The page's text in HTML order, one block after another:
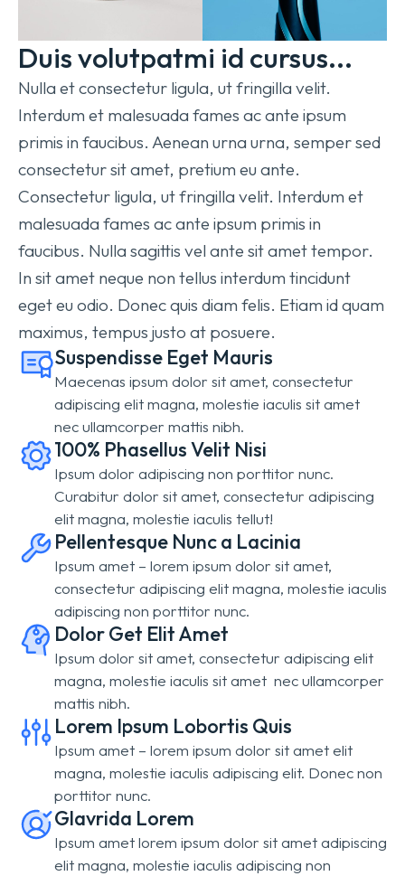
Duis volutpatmi id cursus...
Nulla et consectetur ligula, ut fringilla velit.
Interdum et malesuada fames ac ante ipsum
primis in faucibus. Aenean urna urna, semper sed
consectetur sit amet, pretium eu ante.
Consectetur ligula, ut fringilla velit. Interdum et
malesuada fames ac ante ipsum primis in
faucibus. Nulla sagittis vel ante sit amet tempor.
In sit amet neque non tellus interdum tincidunt
eget eu odio. Donec quis diam felis. Etiam id quam
maximus, tempus justo at posuere.
Suspendisse Eget Mauris
Maecenas ipsum dolor sit amet, consectetur
adipiscing elit magna, molestie iaculis sit amet
nec ullamcorper mattis nibh.
100% Phasellus Velit Nisi
Ipsum dolor adipiscing non porttitor nunc.
Curabitur dolor sit amet, consectetur adipiscing
elit magna, molestie iaculis tellut!
Pellentesque Nunc a Lacinia
Ipsum amet – lorem ipsum dolor sit amet,
consectetur adipiscing elit magna, molestie iaculis
adipiscing non porttitor nunc.
Dolor Get Elit Amet
Ipsum dolor sit amet, consectetur adipiscing elit
magna, molestie iaculis sit amet nec ullamcorper
mattis nibh.
Lorem Ipsum Lobortis Quis
Ipsum amet – lorem ipsum dolor sit amet elit
magna, molestie iaculis adipiscing elit. Donec non
porttitor nunc.
Glavrida Lorem
Ipsum amet lorem ipsum dolor sit amet adipiscing
elit magna, molestie iaculis adipiscing non